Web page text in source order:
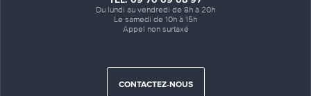
Du lundi au vendredi de 8h à 20h
Le samedi de 10h à 15h
Appel non surtaxé
CONTACTEZ-NOUS